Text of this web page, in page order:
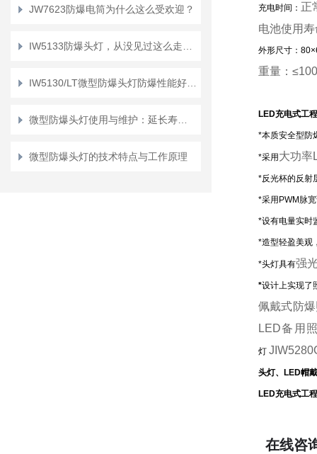
JW7623防爆电筒为什么这么受欢迎？
微型防爆头灯的技术特点与工作原理
充电时间： 正
电池使用
外形尺寸：
重量：
LED充电式工
*本质安全型防
*采用 大功率
*反光杯的反射
*采用PWM脉
*设有电量实时
*造型轻盈美观
*头灯具有强
*设计上实现了
佩戴式防
LED备用
灯
头灯、LED帽
LED充电式工
在线咨